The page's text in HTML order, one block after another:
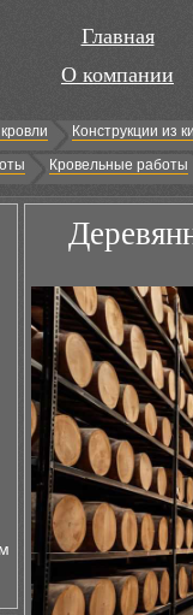
Главная
О компании
Конструкции из
Кровельные работы